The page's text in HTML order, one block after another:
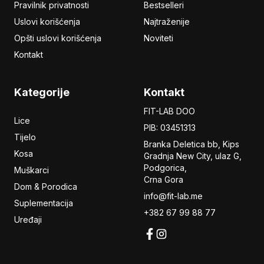
Pravilnik privatnosti
Uslovi korišćenja
Opšti uslovi korišćenja
Kontakt
Bestselleri
Najtraženije
Noviteti
Kategorije
Lice
Tijelo
Kosa
Muškarci
Dom & Porodica
Suplementacija
Uređaji
Kontakt
FIT-LAB DOO
PIB: 03451313
Branka Deletica bb, Kips
Gradnja New City, ulaz G,
Podgorica,
Crna Gora
info@fit-lab.me
+382 67 99 88 77